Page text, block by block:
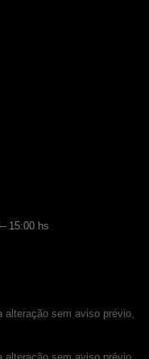
15:00 hs
sem aviso prévio,